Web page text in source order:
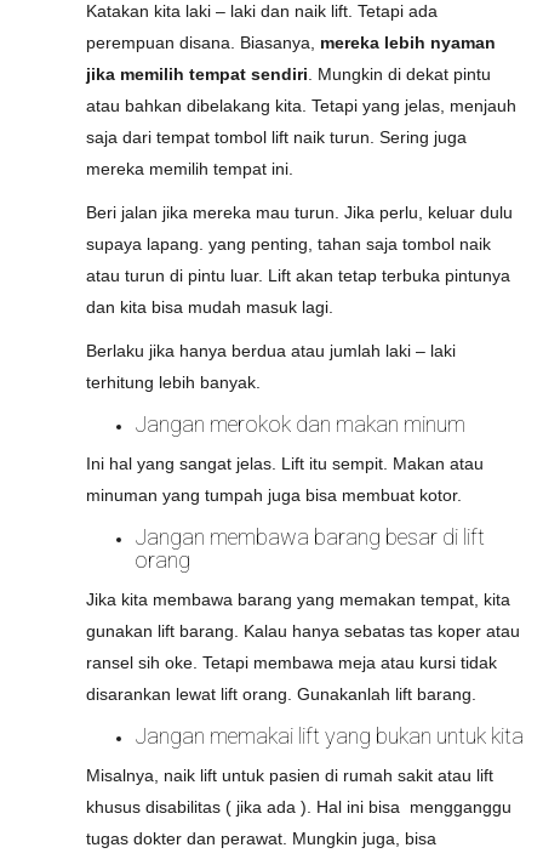
Katakan kita laki – laki dan naik lift. Tetapi ada
perempuan disana. Biasanya, mereka lebih nyaman
jika memilih tempat sendiri . Mungkin di dekat pintu
atau bahkan dibelakang kita. Tetapi yang jelas, menjauh
saja dari tempat tombol lift naik turun. Sering juga
mereka memilih tempat ini.
Beri jalan jika mereka mau turun. Jika perlu, keluar dulu
supaya lapang. yang penting, tahan saja tombol naik
atau turun di pintu luar. Lift akan tetap terbuka pintunya
dan kita bisa mudah masuk lagi.
Berlaku jika hanya berdua atau jumlah laki – laki
terhitung lebih banyak.
Jangan merokok dan makan minum
Ini hal yang sangat jelas. Lift itu sempit. Makan atau
minuman yang tumpah juga bisa membuat kotor.
Jangan membawa barang besar di lift
orang
Jika kita membawa barang yang memakan tempat, kita
gunakan lift barang. Kalau hanya sebatas tas koper atau
ransel sih oke. Tetapi membawa meja atau kursi tidak
disarankan lewat lift orang. Gunakanlah lift barang.
Jangan memakai lift yang bukan untuk kita
Misalnya, naik lift untuk pasien di rumah sakit atau lift
khusus disabilitas ( jika ada ). Hal ini bisa mengganggu
tugas dokter dan perawat. Mungkin juga, bisa